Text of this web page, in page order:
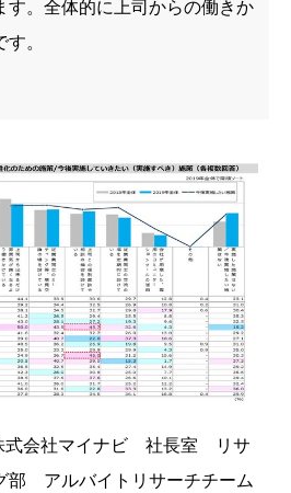
す。全体的に上司からの働きか
。
式会社マイナビ 社長室 リサ
部 アルバイトリサーチチーム